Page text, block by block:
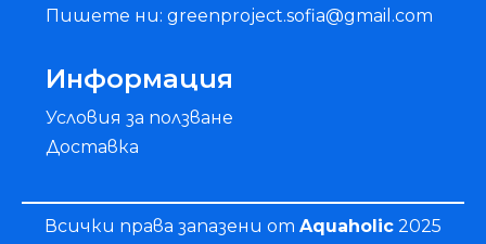
Пишете ни: greenproject.sofia@gmail.com
Информация
Условия за ползване
Доставка
Всички права запазени от Aquaholic 2025